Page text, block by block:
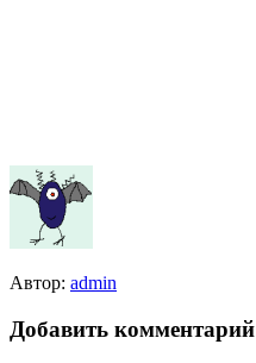
Автор: admin
Добавить комментарий